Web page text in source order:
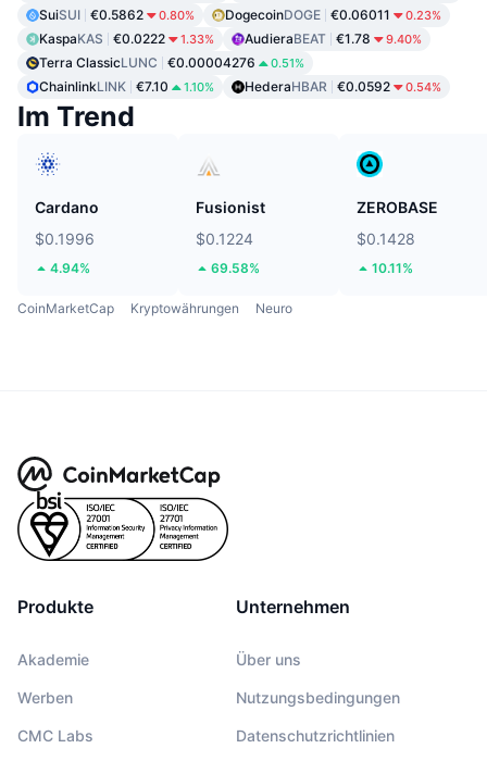
SuiSUI €0.5862 0.80% DogecoinDOGE €0.06011 0.23%
KaspaKAS €0.0222 1.33% AudieraBEAT €1.78 9.40%
Terra ClassicLUNC €0.00004276 0.51%
ChainlinkLINK €7.10 1.10% HederaHBAR €0.0592 0.54%
Im Trend
Cardano
$0.1996
4.94%
Fusionist
$0.1224
69.58%
ZEROBASE
$0.1428
10.11%
CoinMarketCap Kryptowährungen Neuro
Produkte
Akademie
Werben
CMC Labs
Unternehmen
Über uns
Nutzungsbedingungen
Datenschutzrichtlinien